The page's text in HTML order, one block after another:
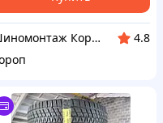
Шиномонтаж Короп
4.8